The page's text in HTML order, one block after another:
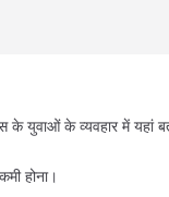
युवाओं के व्यवहार में यहां
होना।